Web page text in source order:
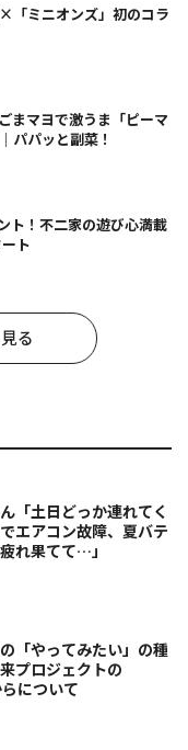
「ミニオンズ」初のコラ
まマヨで激うま「ピーマ
パパッと副菜！
ト！不二家の遊び心満載
ト
る
「土日どっか連れてく
エアコン故障、夏バテ
れ果てて…」
の「やってみたい」の種
プロジェクトの
について